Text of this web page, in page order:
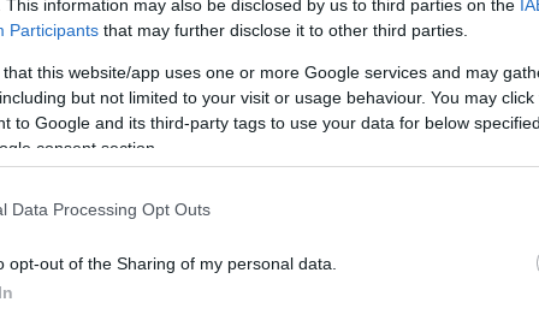
This information may also be disclosed by us to third parties on the
Participants that may further disclose it to other third parties.
that this website/app uses one or more Google services and may
but not limited to your visit or usage behaviour. You may
to Google and its third-party tags to use your data for below
consent section.
Data Processing Opt Outs
opt-out of the Sharing of my personal data.
21/02/2020 Contratto Tempo determinato Info
Centro per l’Impiego…
LAVORO 3 FEBBRAIO 2020
Hotel di Arzachena cerca un barman per la
stagione estiva
struttura situata ad Arzachena ricerca un barman
per la stagione estiva 2020. La figura ricercata